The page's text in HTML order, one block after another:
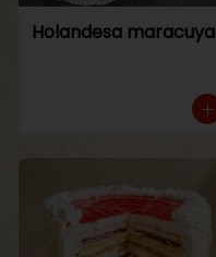
Holandesa maracuya